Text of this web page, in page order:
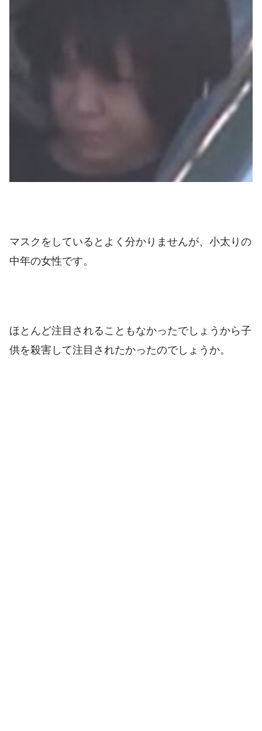
マスクをしているとよく分かりませんが、小太りの
中年の女性です。
ほとんど注目されることもなかったでしょうから子
供を殺害して注目されたかったのでしょうか。